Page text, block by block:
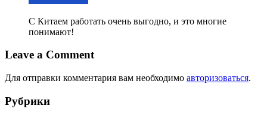
С Китаем работать очень выгодно, и это многие
понимают!
Leave a Comment
Для отправки комментария вам необходимо авторизоваться.
Рубрики